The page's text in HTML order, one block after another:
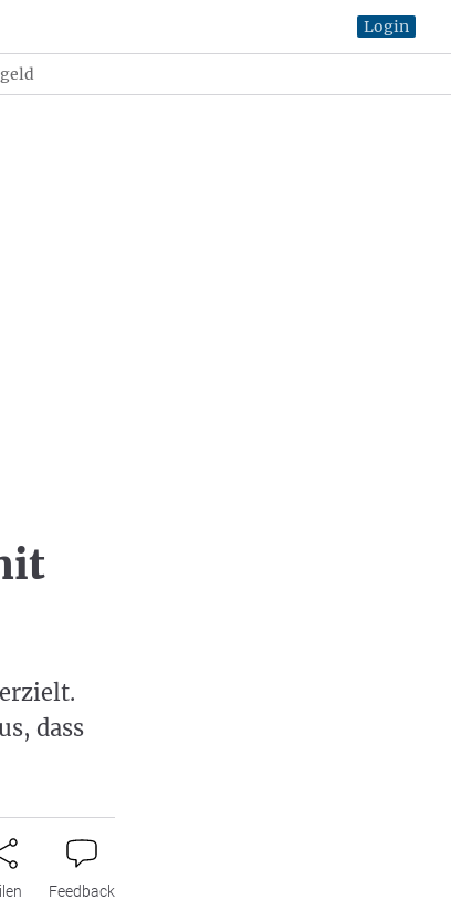
Login
dass
Feedback